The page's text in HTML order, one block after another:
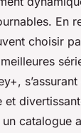
En
choisir
et
catalogue